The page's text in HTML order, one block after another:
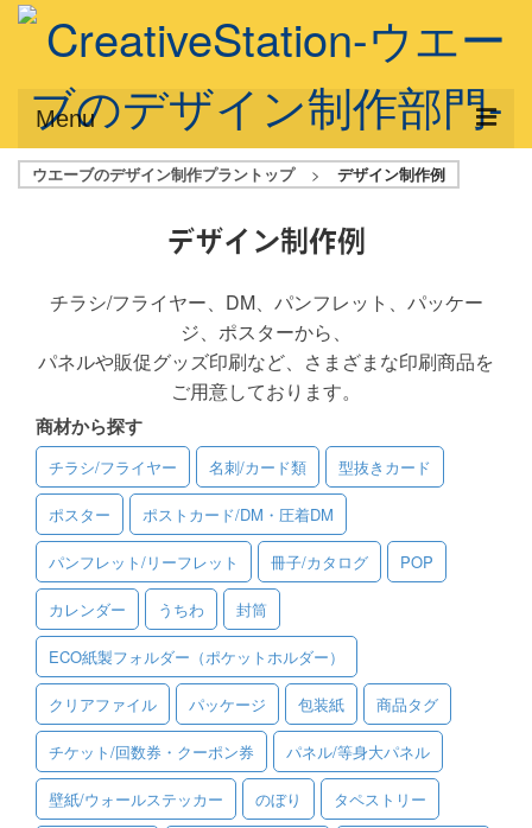
Menu
サービス概要
デザインプラン
フルデザイン
データ修正
写真からイラスト作成
デザイン制作例
ご利用料金
ご利用ガイド
ご利用の流れ
ご注文方法について
キャンセルについて
FAQ（よくあるご質問）
資料をダウンロード
ウエーブのデザイン制作プラントップ > デザイン制作例
デザイン制作例
チラシ/フライヤー、DM、パンフレット、パッケー
ジ、ポスターから、
パネルや販促グッズ印刷など、さまざまな印刷商品を
ご用意しております。
商材から探す
チラシ/フライヤー 名刺/カード類 型抜きカード
ポスター ポストカード/DM・圧着DM
パンフレット/リーフレット 冊子/カタログ POP
カレンダー うちわ 封筒
ECO紙製フォルダー（ポケットホルダー）
クリアファイル パッケージ 包装紙 商品タグ
チケット/回数券・クーポン券 パネル/等身大パネル
壁紙/ウォールステッカー のぼり タペストリー